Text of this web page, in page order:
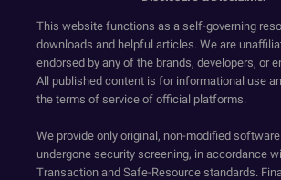
This website functions as a self-governing
downloads and helpful articles. We are
endorsed by any of the brands, developers, or
All published content is for informational use
the terms of service of official platforms.
We provide only original, non-modified
undergone security screening, in accordance
Transaction and Safe-Resource standards.